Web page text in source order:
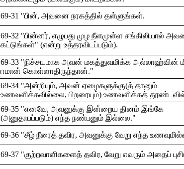
69-31 "பின், அவனை நரகத்தில் தள்ளுங்கள்.
69-32 "பின்னர், எழுபது முழ நீளமுள்ள சங்கிலியால்
கட்டுங்கள்" (என்று உத்தரவிடப்படும்).
69-33 "நிச்சயமாக அவன் மகத்துவமிக்க அல்லாஹ்வின்
ஈமான் கொள்ளாதிருந்தான்."
69-34 "அன்றியும், அவன் ஏழைகளுக்கு(த் தானும்
உணவளிக்கவில்லை, பிறரையும்) உணவளிக்கத்
69-35 "எனவே, அவனுக்கு இன்றைய தினம் இங்கே
(அனுதாபப்படும்) எந்த நண்பனும் இல்லை."
69-36 "சீழ் நீரைத் தவிர, அவனுக்கு வேறு எந்த
69-37 "குற்றவாளிகளைத் தவிர, வேறு எவரும் அதைப்